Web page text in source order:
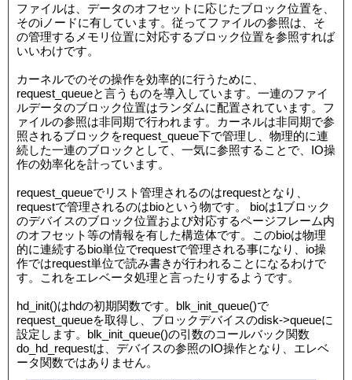
ファイルは、データのオフセットに応じたブロック位置を、
そのiノードに有しています。従ってファイルの参照は、そ
の管理するメモリ位置に対応するブロック位置を参照すれば
いいわけです。
カーネルでのその操作を効率的に行うために、
request_queueと言うものを導入しています。一連のファイ
ルデータのブロック位置はランダムに配置されています。フ
ァイルの参照は非同期で行われます。カーネルは非同期で参
照されるブロックをrequest_queue下で管理し、物理的に連
続した一連のブロックとして、一気に参照することで、IO操
作の効率化を計っています。
request_queueでリスト管理されるのはrequestとなり、
requestで管理されるのはbioという物です。 bioは1ブロック
のデバイスのブロック位置および対応するページフレーム内
のオフセット等の情報を有した構造体です。このbioは物理
的に連続するbio単位でrequestで管理される事になり、io操
作ではrequest単位で読み書きが行われることになるわけで
す。これをエレベータ処理と言ったりするようです。
hd_init()はhdの初期関数です。blk_init_queue()で
request_queueを取得し、ブロックデバイスのdisk->queueに
設定します。blk_init_queue()の引数のコールバック関数
do_hd_requestは、デバイスの参照のIO操作となり、エレベ
ータ関数ではありません。